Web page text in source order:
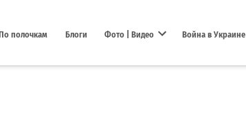
полочкам Блоги Фото | Видео Война в Украине